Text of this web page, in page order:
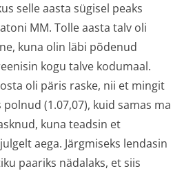
selle aasta sügisel peaks
MM. Tolle aasta talv oli
kuna olin läbi põdenud
kogu talve kodumaal.
oli päris raske, nii et mingit
(1.07,07), kuid samas ma
kuna teadsin et
aega. Järgmiseks lendasin
paariks nädalaks, et siis